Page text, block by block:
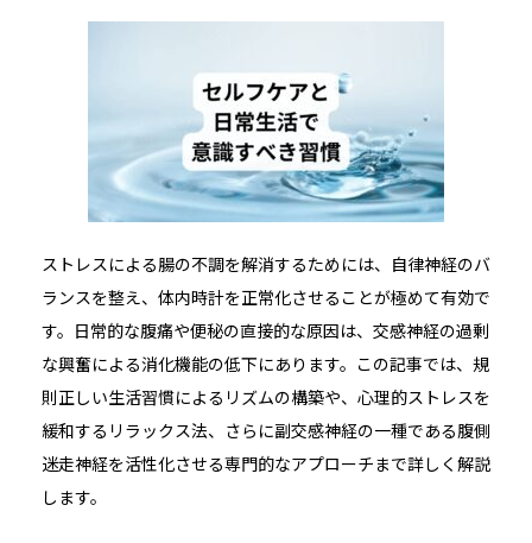
ストレスによる腸の不調を解消するためには、自律神経のバ
ランスを整え、体内時計を正常化させることが極めて有効で
す。日常的な腹痛や便秘の直接的な原因は、交感神経の過剰
な興奮による消化機能の低下にあります。この記事では、規
則正しい生活習慣によるリズムの構築や、心理的ストレスを
緩和するリラックス法、さらに副交感神経の一種である腹側
迷走神経を活性化させる専門的なアプローチまで詳しく解説
します。